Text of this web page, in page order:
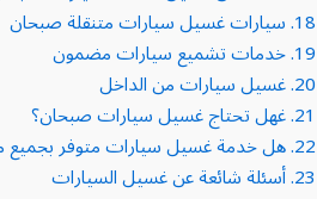
18. سيارات غسيل سيارات متنقلة صبحان
19. خدمات تشميع سيارات مضمون
20. غسيل سيارات من الداخل
21. غهل تحتاج غسيل سيارات صبحان؟
22. هل خدمة غسيل سيارات متوفر بجميع
23. أسئلة شائعة عن غسيل السيارات